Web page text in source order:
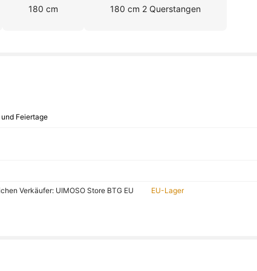
180 cm 180 cm 2 Querstangen
Feiertage
Verkäufer: UIMOSO Store BTG EU EU-Lager